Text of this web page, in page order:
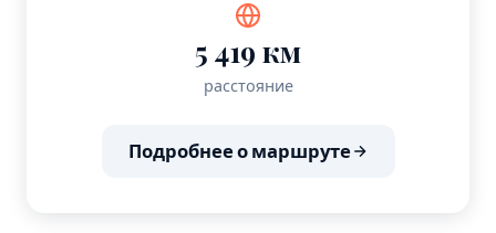
5 419 км
расстояние
Подробнее о маршруте